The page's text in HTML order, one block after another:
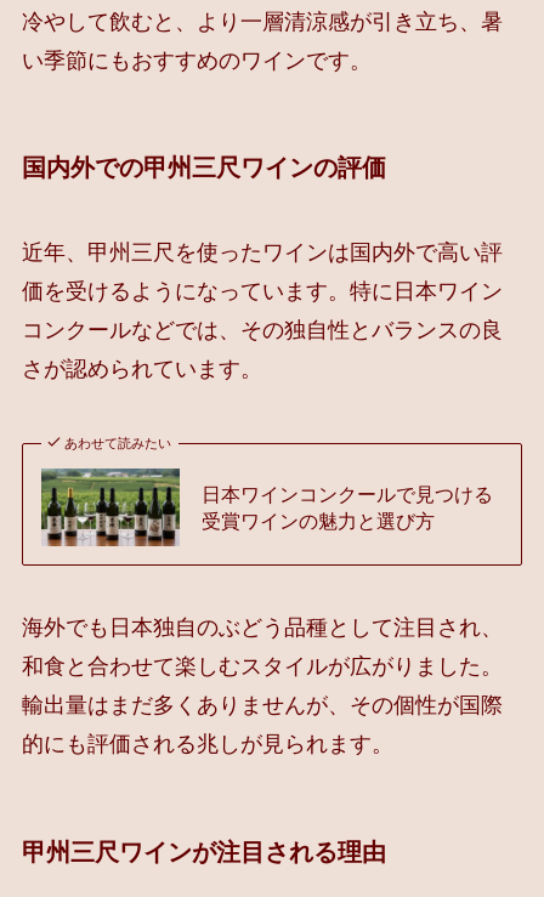
冷やして飲むと、より一層清涼感が引き立ち、暑
い季節にもおすすめのワインです。
国内外での甲州三尺ワインの評価
近年、甲州三尺を使ったワインは国内外で高い評
価を受けるようになっています。特に日本ワイン
コンクールなどでは、その独自性とバランスの良
さが認められています。
あわせて読みたい
日本ワインコンクールで見つける
受賞ワインの魅力と選び方
海外でも日本独自のぶどう品種として注目され、
和食と合わせて楽しむスタイルが広がりました。
輸出量はまだ多くありませんが、その個性が国際
的にも評価される兆しが見られます。
甲州三尺ワインが注目される理由